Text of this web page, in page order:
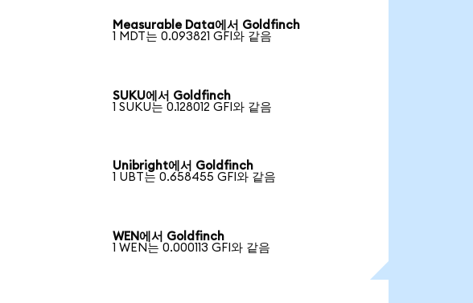
Measurable Data에서 Goldfinch
1 MDT는 0.093821 GFI와 같음
SUKU에서 Goldfinch
1 SUKU는 0.128012 GFI와 같음
Unibright에서 Goldfinch
1 UBT는 0.658455 GFI와 같음
WEN에서 Goldfinch
1 WEN는 0.000113 GFI와 같음